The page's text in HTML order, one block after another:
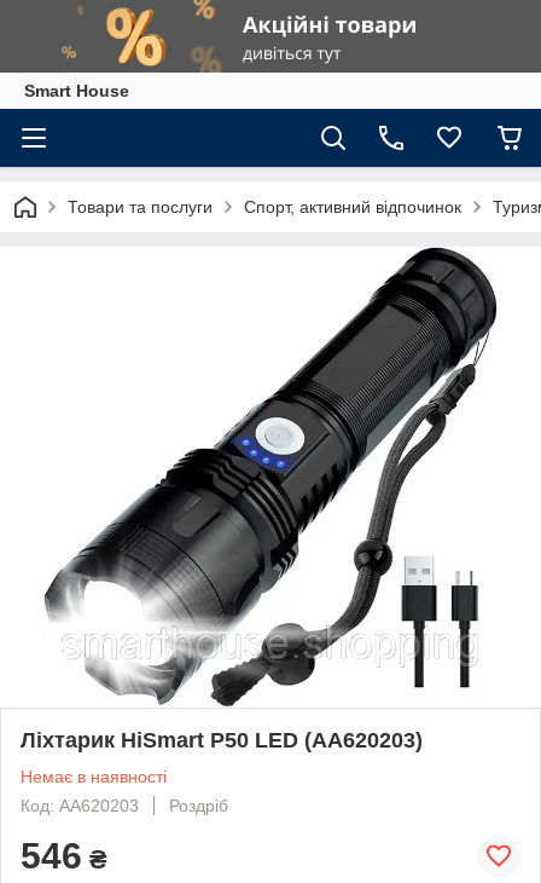
Smart House
Товари та послуги Спорт, активний відпочинок
Ліхтарик HiSmart P50 LED (AA620203)
Немає в наявності
Код: AA620203
Роздріб
546 ₴